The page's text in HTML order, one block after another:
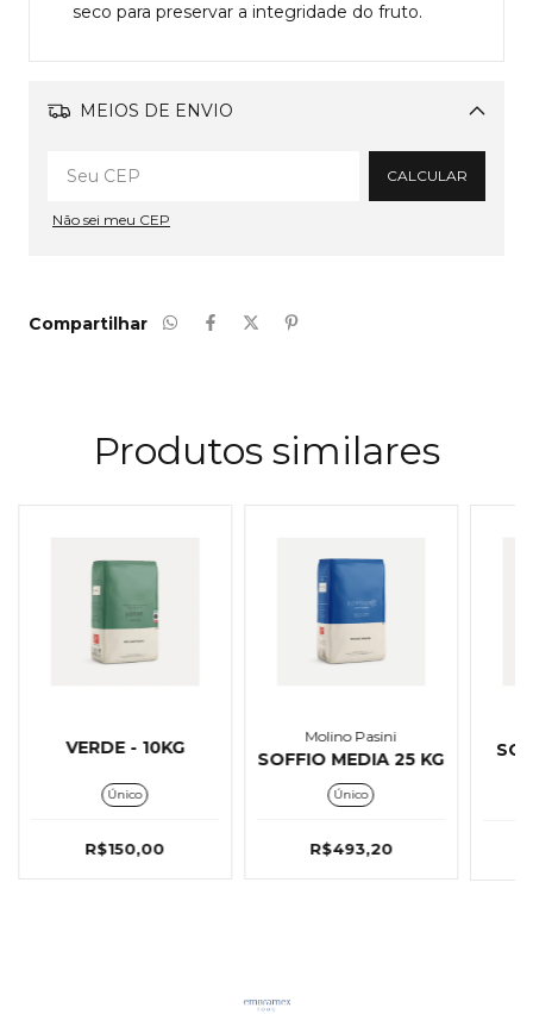
seco para preservar a integridade do fruto.
MEIOS DE ENVIO
Alterar CEP
CALCULAR
Não sei meu CEP
Compartilhar
Produtos similares
VERDE - 10KG
Único
R$150,00
Molino Pasini
SOFFIO MEDIA 25 KG
Único
R$493,20